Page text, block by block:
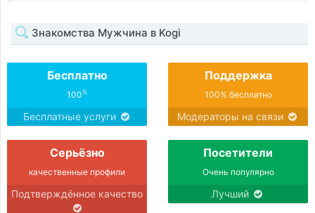
Знакомства Мужчина в Kogi
Бесплатно
100%
Бесплатные услуги
Поддержка
100% бесплатно
Модераторы на связи
Серьёзно
качественные профили
Подтверждённое качество
Посетители
Очень популярно
Лучший